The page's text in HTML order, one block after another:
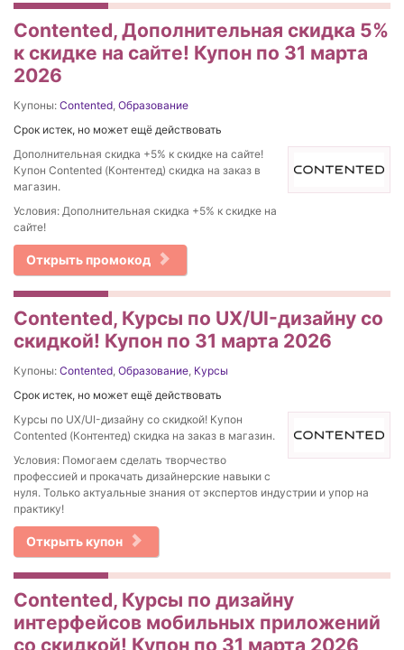
Contented, Дополнительная скидка 5%
к скидке на сайте! Купон по 31 марта
2026
Купоны: Contented Образование
Срок истек, но может ещё действовать
Дополнительная скидка +5% к скидке на сайте!
Купон Contented (Контентед) скидка на заказ в
магазин.
Условия: Дополнительная скидка +5% к скидке на
сайте!
Открыть промокод
Contented, Курсы по UX/UI-дизайну со
скидкой! Купон по 31 марта 2026
Купоны: Contented Образование Курсы
Срок истек, но может ещё действовать
Курсы по UX/UI-дизайну со скидкой! Купон
Contented (Контентед) скидка на заказ в магазин.
Условия: Помогаем сделать творчество
профессией и прокачать дизайнерские навыки с
нуля. Только актуальные знания от экспертов индустрии и упор на
практику!
Открыть купон
Contented, Курсы по дизайну
интерфейсов мобильных приложений
со скидкой! Купон по 31 марта 2026